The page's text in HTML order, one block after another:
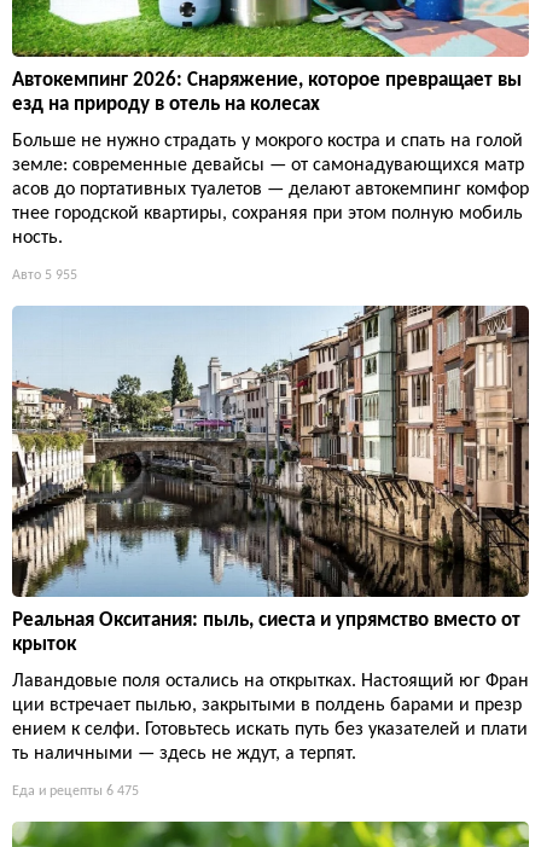
Автокемпинг 2026: Снаряжение, которое превращает вы
езд на природу в отель на колесах
Больше не нужно страдать у мокрого костра и спать на голой
земле: современные девайсы — от самонадувающихся матр
асов до портативных туалетов — делают автокемпинг комфор
тнее городской квартиры, сохраняя при этом полную мобиль
ность.
Авто 5 955
Реальная Окситания: пыль, сиеста и упрямство вместо от
крыток
Лавандовые поля остались на открытках. Настоящий юг Фран
ции встречает пылью, закрытыми в полдень барами и презр
ением к селфи. Готовьтесь искать путь без указателей и плати
ть наличными — здесь не ждут, а терпят.
Еда и рецепты 6 475